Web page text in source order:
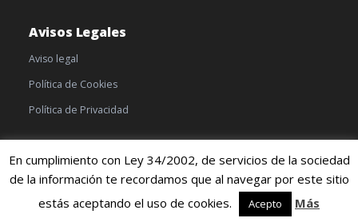
Avisos Legales
Aviso legal
Política de Cookies
Política de Privacidad
© 2019 TratamientoyEnfermedades | Cookies|Terminos y
condiciones
En cumplimiento con Ley 34/2002, de servicios de la sociedad
de la información te recordamos que al navegar por este sitio
estás aceptando el uso de cookies.
Acepto
Más